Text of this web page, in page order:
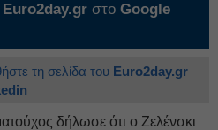
Euro2day.gr στο Google
τη σελίδα του Euro2day.gr
δήλωσε ότι ο Ζελένσκι